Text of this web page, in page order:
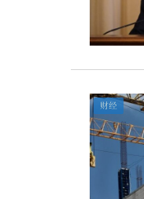
财经